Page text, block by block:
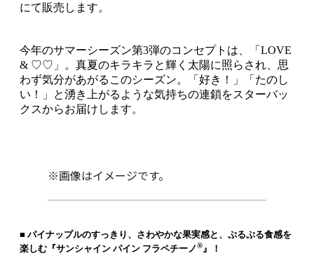
にて販売します。
今年のサマーシーズン第3弾のコンセプトは、「LOVE
& ♡♡」。真夏のキラキラと輝く太陽に照らされ、思
わず気分があがるこのシーズン。「好き！」「たのし
い！」と湧き上がるような気持ちの連鎖をスターバッ
クスからお届けします。
※画像はイメージです。
■ パイナップルのすっきり、さわやかな果実感と、ぷるぷる食感を
楽しむ『サンシャイン パイン フラペチーノ®』！